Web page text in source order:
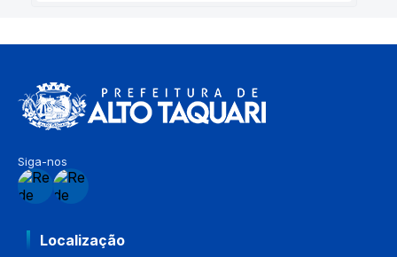
Siga-nos
Localização